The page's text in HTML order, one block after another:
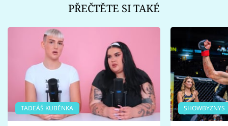
PŘEČTĚTE SI TAKÉ
TADEÁŠ KUBĚNKA SHOWBYZNYS